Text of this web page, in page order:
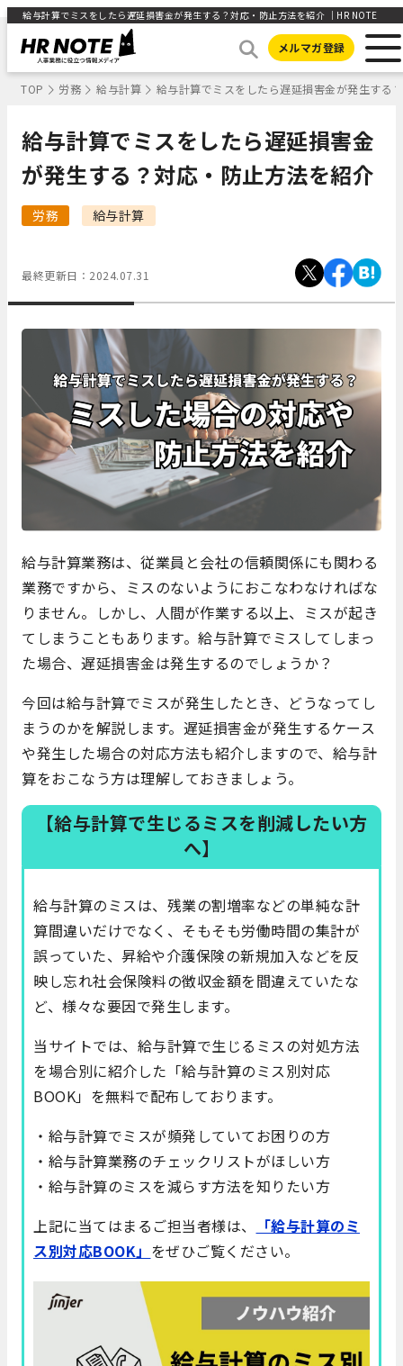
給与計算でミスをしたら遅延損害金が発生する？対応・防止方法を紹介 ｜HR NOTE
メルマガ登録
TOP 労務 給与計算 給与計算でミスをしたら遅延損害金が発生する
給与計算でミスをしたら遅延損害金
が発生する？対応・防止方法を紹介
労務 給与計算
最終更新日： 2024.07.31
給与計算業務は、従業員と会社の信頼関係にも関わる
業務ですから、ミスのないようにおこなわなければな
りません。しかし、人間が作業する以上、ミスが起き
てしまうこともあります。給与計算でミスしてしまっ
た場合、遅延損害金は発生するのでしょうか？
今回は給与計算でミスが発生したとき、どうなってし
まうのかを解説します。遅延損害金が発生するケース
や発生した場合の対応方法も紹介しますので、給与計
算をおこなう方は理解しておきましょう。
【給与計算で生じるミスを削減したい方
へ】
給与計算のミスは、残業の割増率などの単純な計
算間違いだけでなく、そもそも労働時間の集計が
誤っていた、昇給や介護保険の新規加入などを反
映し忘れ社会保険料の徴収金額を間違えていたな
ど、様々な要因で発生します。
当サイトでは、給与計算で生じるミスの対処方法
を場合別に紹介した「給与計算のミス別対応
BOOK」を無料で配布しております。
・給与計算でミスが頻発していてお困りの方
・給与計算業務のチェックリストがほしい方
・給与計算のミスを減らす方法を知りたい方
上記に当てはまるご担当者様は、
「給与計算のミ
ス別対応BOOK」 をぜひご覧ください。